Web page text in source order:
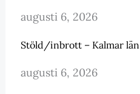
augusti 6, 2026
Stöld/inbrott – Kalmar län
augusti 6, 2026